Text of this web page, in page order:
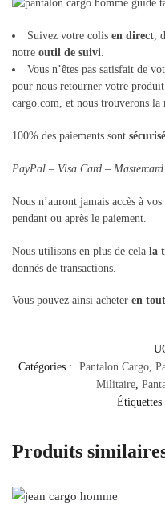
Suivez votre colis en direct,
notre outil de suivi.
Vous n’êtes pas satisfait de
pour nous retourner votre
cargo.com, et nous trouverons
100% des paiements sont
PayPal – Visa Card –
Nous n’auront jamais accès à
pendant ou après le paiement.
Nous utilisons en plus de cela la
donnés de transactions.
Vous pouvez ainsi acheter en
Catégories :
Pantalon Cargo,
Militaire,
Étiquettes
Produits